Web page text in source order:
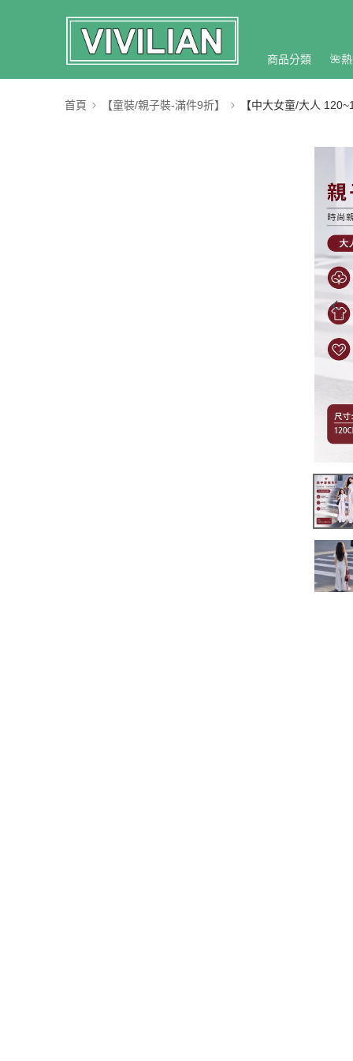
商品分類 🌺
首頁 【童裝/親子裝-滿件9折】 【中大女童/大人